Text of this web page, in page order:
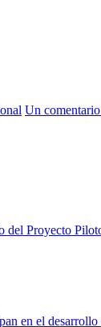
Un
del Proyecto
en el